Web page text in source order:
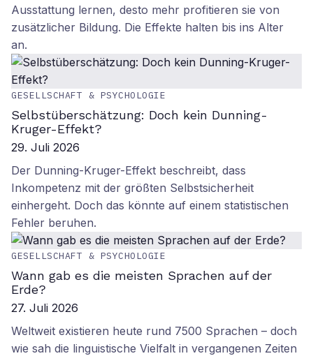
Ausstattung lernen, desto mehr profitieren sie von
zusätzlicher Bildung. Die Effekte halten bis ins Alter
an.
GESELLSCHAFT & PSYCHOLOGIE
Selbstüberschätzung: Doch kein Dunning-
Kruger-Effekt?
29. Juli 2026
Der Dunning-Kruger-Effekt beschreibt, dass
Inkompetenz mit der größten Selbstsicherheit
einhergeht. Doch das könnte auf einem statistischen
Fehler beruhen.
GESELLSCHAFT & PSYCHOLOGIE
Wann gab es die meisten Sprachen auf der
Erde?
27. Juli 2026
Weltweit existieren heute rund 7500 Sprachen – doch
wie sah die linguistische Vielfalt in vergangenen Zeiten